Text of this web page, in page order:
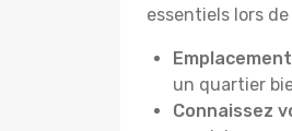
essentiels lors
un quartier
Connaissez